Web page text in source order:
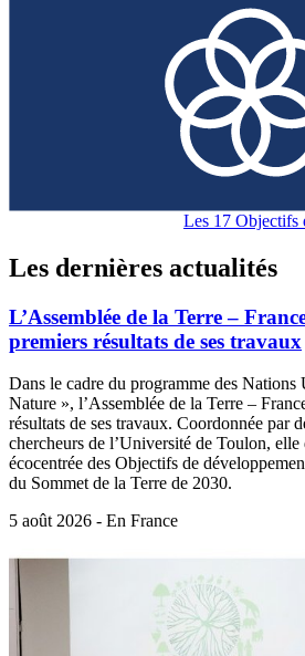
Les 17 Objectifs
Les dernières actualités
L’Assemblée de la Terre –
premiers résultats de ses travaux
Dans le cadre du programme des Nations
Nature », l’Assemblée de la Terre –
résultats de ses travaux. Coordonnée par
chercheurs de l’Université de Toulon,
écocentrée des Objectifs de
du Sommet de la Terre de 2030.
5 août 2026 - En France